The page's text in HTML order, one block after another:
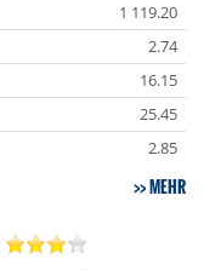
1 119.20
2.74
16.15
25.45
2.85
MEHR